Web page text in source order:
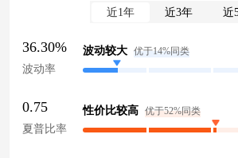
近1年 近3年 近
36.30%
波动率
波动较大 优于14%同类
0.75
夏普比率
性价比较高 优于52%同类